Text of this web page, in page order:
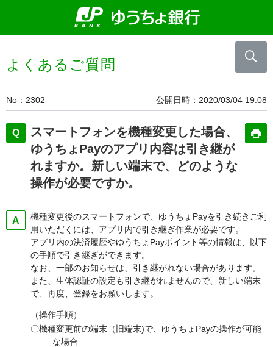
よくあるご質問
No 2302 公開日時 2020/03/04 19:08
スマートフォンを機種変更した場合、
ゆうちょPayのアプリ内容は引き継が
れますか。新しい端末で、どのような
操作が必要ですか。
機種変更後のスマートフォンで、ゆうちょPayを引き続きご利
用いただくには、アプリ内で引き継ぎ作業が必要です。
アプリ内の決済履歴やゆうちょPayポイント等の情報は、以下
の手順で引き継ぎができます。
なお、一部のお知らせは、引き継がれない場合があります。
また、生体認証の設定も引き継がれませんので、新しい端末
で、再度、登録をお願いします。
（操作手順）
〇機種変更前の端末（旧端末)で、ゆうちょPayの操作が可能
な場合